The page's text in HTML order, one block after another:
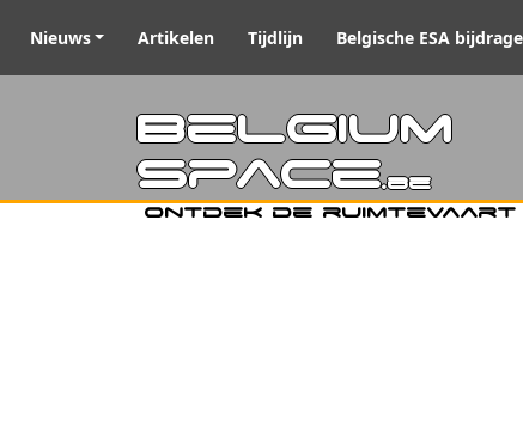
Nieuws Artikelen Tijdlijn Belgische ESA bijdrage
Space.be
Ontdek de ruimtevaart